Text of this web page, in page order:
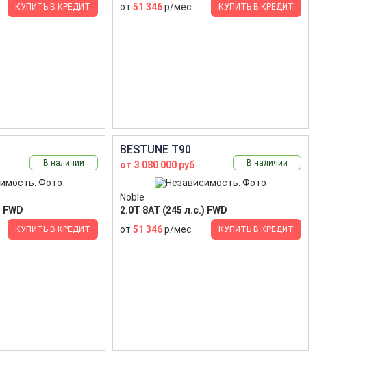
КУПИТЬ В КРЕДИТ
от 51 346р/мес КУПИТЬ В КРЕДИТ
В наличии
КУПИТЬ В КРЕДИТ
BESTUNE T90
от 3 080 000 руб В наличии
Noble
2.0T 8AT (245 л.с.) FWD
от 51 346р/мес КУПИТЬ В КРЕДИТ